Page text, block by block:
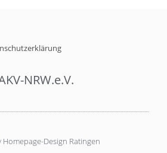
NRW.e.V.
Homepage-Design Ratingen